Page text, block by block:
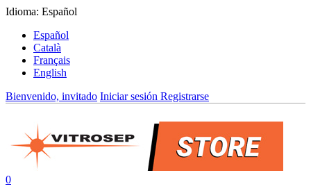
Idioma: Español
Español
Català
Français
English
Bienvenido, invitado Iniciar sesión Registrarse
0